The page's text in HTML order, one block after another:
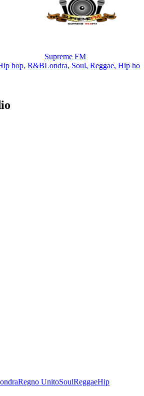
hop, R&B
Supreme FM
Londra, Soul, Reggae, Hip
Regno UnitoSoulReggaeHip